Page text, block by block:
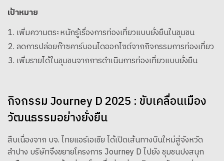
เป้าหมาย
เพิ่มความตระหนักรู้เรื่องการท่องเที่ยวแบบยั่งยืนในชุมชน
ลดการปล่อยก๊าซคาร์บอนไดออกไซด์จากกิจกรรมการท่องเที่ยว
เพิ่มรายได้ในชุมชนจากการดำเนินการท่องเที่ยวแบบยั่งยืน
กิจกรรม Journey D 2025 : ขับเคลื่อนเมือง
วัฒนธรรมอย่างยั่งยืน
สืบเนื่องจาก บจ. ไทยแอร์เอเชีย ได้เปิดเส้นทางบินใหม่สู่จังหวัด
ลำปาง บริษัทจึงขยายโครงการ Journey D ไปยัง ชุมชนปงสนุก